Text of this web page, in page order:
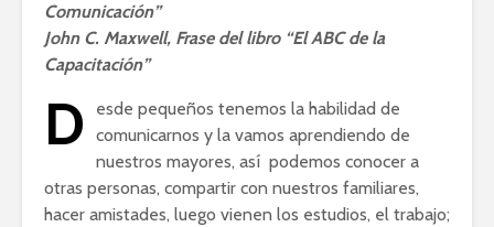
Comunicación”
John C. Maxwell, Frase del libro “El ABC de la
Capacitación”
D
esde pequeños tenemos la habilidad de
comunicarnos y la vamos aprendiendo de
nuestros mayores, así podemos conocer a
otras personas, compartir con nuestros familiares,
hacer amistades, luego vienen los estudios, el trabajo;